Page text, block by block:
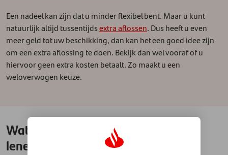
Een nadeel kan zijn dat u minder flexibel bent. Maar u kunt
natuurlijk altijd tussentijdsextra aflossen. Dus heeft u even
meer geld tot uw beschikking, dan kan het een goed idee zijn
om een extra aflossing te doen. Bekijk dan wel vooraf of u
hiervoor geen extra kosten betaalt. Zo maakt u een
weloverwogen keuze.
Wat zijn de voorwaarden voor het
lenen van geld?